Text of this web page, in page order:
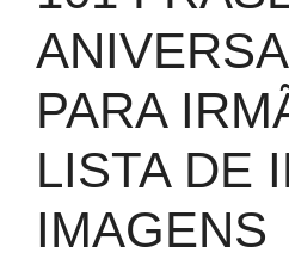
PARA
LISTA DE
IMAGENS